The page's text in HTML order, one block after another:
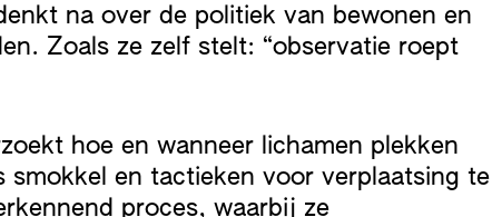
na over de politiek van bewonen en
Zoals ze zelf stelt: “observatie roept
hoe en wanneer lichamen plekken
smokkel en tactieken voor verplaatsing te
proces, waarbij ze